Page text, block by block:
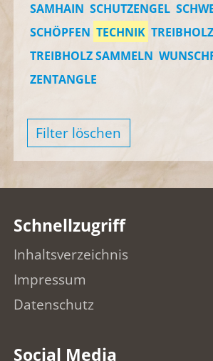
SAMHAIN SCHUTZENGEL
SCHÖPFEN TECHNIK TREIBHOLZ
TREIBHOLZ SAMMELN
ZENTANGLE
Filter löschen
Schnellzugriff
Inhaltsverzeichnis
Impressum
Datenschutz
Social Media